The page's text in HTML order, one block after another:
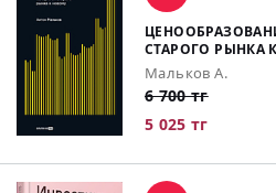
СТАРОГО РЫНКА
Мальков А.
6 700 тг
5 025 тг